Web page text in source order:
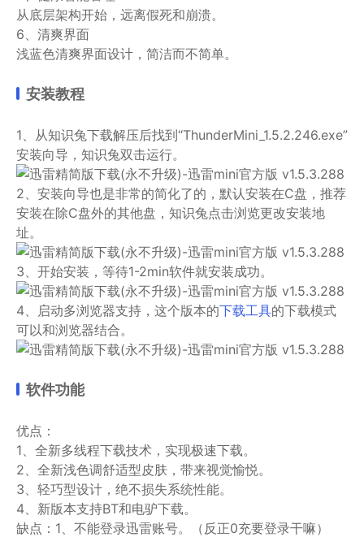
从底层架构开始，远离假死和崩溃。
6、清爽界面
浅蓝色清爽界面设计，简洁而不简单。
安装教程
1、从知识兔下载解压后找到“ThunderMini_1.5.2.246.exe”
安装向导，知识兔双击运行。
2、安装向导也是非常的简化了的，默认安装在C盘，推荐
安装在除C盘外的其他盘，知识兔点击浏览更改安装地
址。
3、开始安装，等待1-2min软件就安装成功。
4、启动多浏览器支持，这个版本的下载工具的下载模式
可以和浏览器结合。
软件功能
优点：
1、全新多线程下载技术，实现极速下载。
2、全新浅色调舒适型皮肤，带来视觉愉悦。
3、轻巧型设计，绝不损失系统性能。
4、新版本支持BT和电驴下载。
缺点：1、不能登录迅雷账号。（反正0充要登录干嘛）